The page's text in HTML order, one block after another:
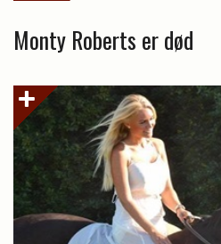
Monty Roberts er død